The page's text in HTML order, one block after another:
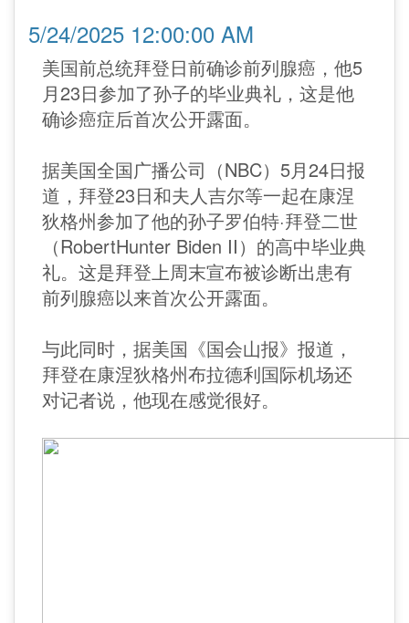
5/24/2025 12:00:00 AM
美国前总统拜登日前确诊前列腺癌，他5
月23日参加了孙子的毕业典礼，这是他
确诊癌症后首次公开露面。
据美国全国广播公司（NBC）5月24日报
道，拜登23日和夫人吉尔等一起在康涅
狄格州参加了他的孙子罗伯特·拜登二世
（RobertHunter Biden II）的高中毕业典
礼。这是拜登上周末宣布被诊断出患有
前列腺癌以来首次公开露面。
与此同时，据美国《国会山报》报道，
拜登在康涅狄格州布拉德利国际机场还
对记者说，他现在感觉很好。